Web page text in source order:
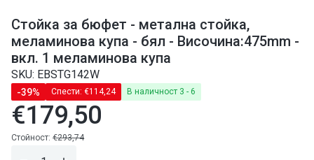
Стойка за бюфет - метална стойка,
меламинова купа - бял - Височина:475mm -
вкл. 1 меламинова купа
SKU: EBSTG142W
-39% Спести: €114,24 В наличност 3 - 6
Редовна
цена
€179,50
Редовна
Стойност: €293,74